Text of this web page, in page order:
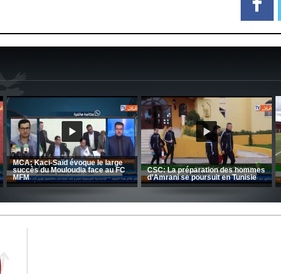
Entretien avec Moulay Haddou
CRB: Entretien avec Toufik
Korichi